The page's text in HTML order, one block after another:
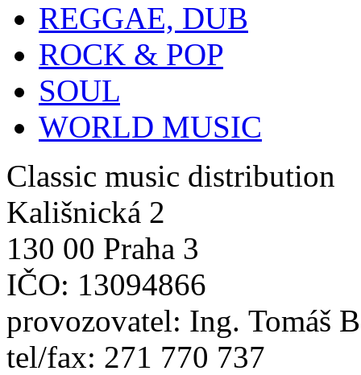
REGGAE, DUB
ROCK & POP
SOUL
WORLD MUSIC
Classic music distribution
Kališnická 2
130 00 Praha 3
IČO: 13094866
provozovatel: Ing. Tomáš
tel/fax: 271 770 737